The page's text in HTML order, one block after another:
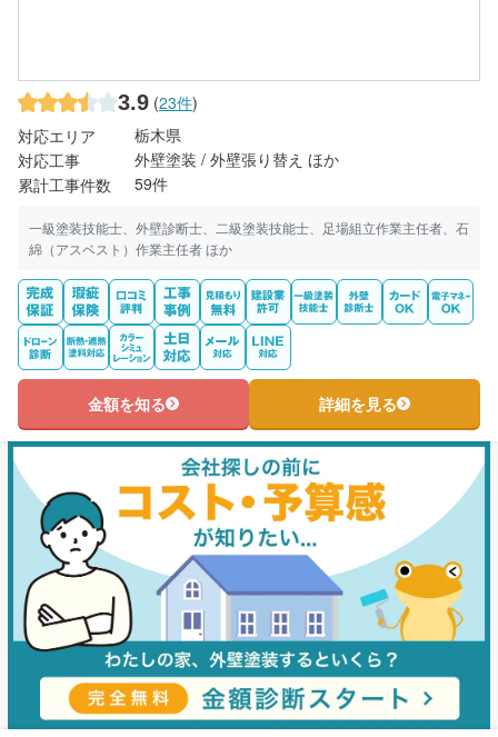
3.9 (23件)
対応エリア
栃木県
対応工事
外壁塗装 / 外壁張り替え ほか
累計工事件数
59件
一級塗装技能士、外壁診断士、二級塗装技能士、足場組立作業主任者、石
綿（アスベスト）作業主任者 ほか
金額を知る 詳細を見る